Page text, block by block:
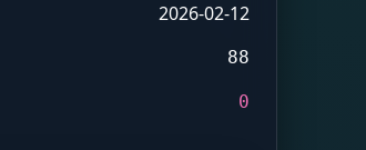
2026-02-12
88
0